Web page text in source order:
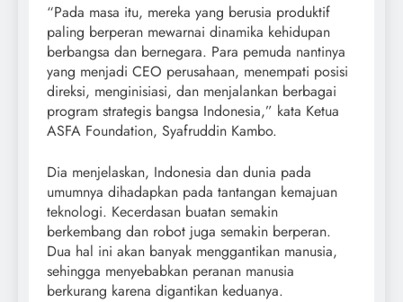
“Pada masa itu, mereka yang berusia produktif
paling berperan mewarnai dinamika kehidupan
berbangsa dan bernegara. Para pemuda nantinya
yang menjadi CEO perusahaan, menempati posisi
direksi, menginisiasi, dan menjalankan berbagai
program strategis bangsa Indonesia,” kata Ketua
ASFA Foundation, Syafruddin Kambo.
Dia menjelaskan, Indonesia dan dunia pada
umumnya dihadapkan pada tantangan kemajuan
teknologi. Kecerdasan buatan semakin
berkembang dan robot juga semakin berperan.
Dua hal ini akan banyak menggantikan manusia,
sehingga menyebabkan peranan manusia
berkurang karena digantikan keduanya.